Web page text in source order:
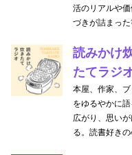
活のリアルや
づきが詰まった
読みかけ
たてラジ
本屋、作家、
をゆるやかに
広がり、思い
る。読書好き